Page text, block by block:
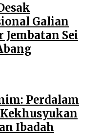
Galian
Sei
Perdalam
Ibadah